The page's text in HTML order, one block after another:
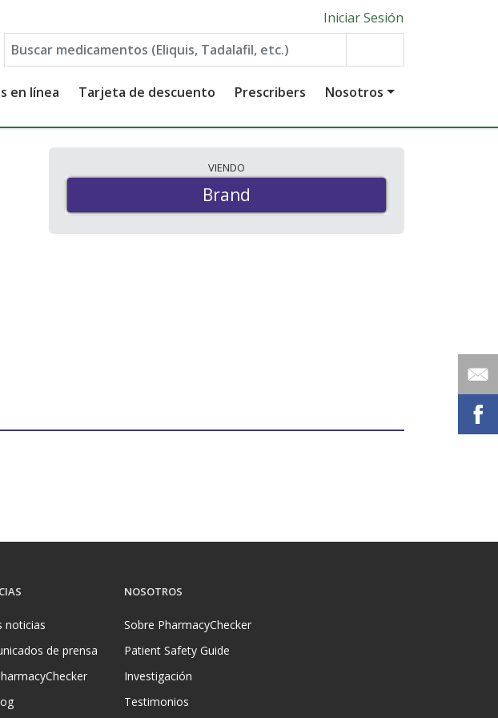
Iniciar Sesión
en línea Tarjeta de descuento Prescribers Nosotros
VIENDO
Brand
noticias
de prensa
NOSOTROS
Sobre PharmacyChecker
Patient Safety Guide
Investigación
Testimonios